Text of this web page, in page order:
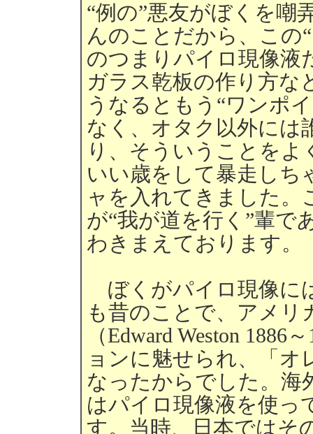
“例の”悪友がぼくを嘲
んのことだから、この
のつまりパイロ現像液
ガラス乾板の作り方な
うなるともう“ワンポ
なく、オタク以外には
り、そういうことを
いい歳をして暴走しち
ャを入れてきました。
が“我が道を行く”輩で
わきまえております。
ぼくがパイロ現像に
も昔のことで、アメリ
（Edward Weston
ョンに魅せられ、「
なったからでした。海
はパイロ現像液を使っ
す。当時、日本ではそ